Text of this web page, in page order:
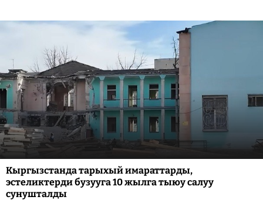
Кыргызстанда тарыхый имараттарды,
эстеликтерди бузууга 10 жылга тыюу салуу
сунушталды